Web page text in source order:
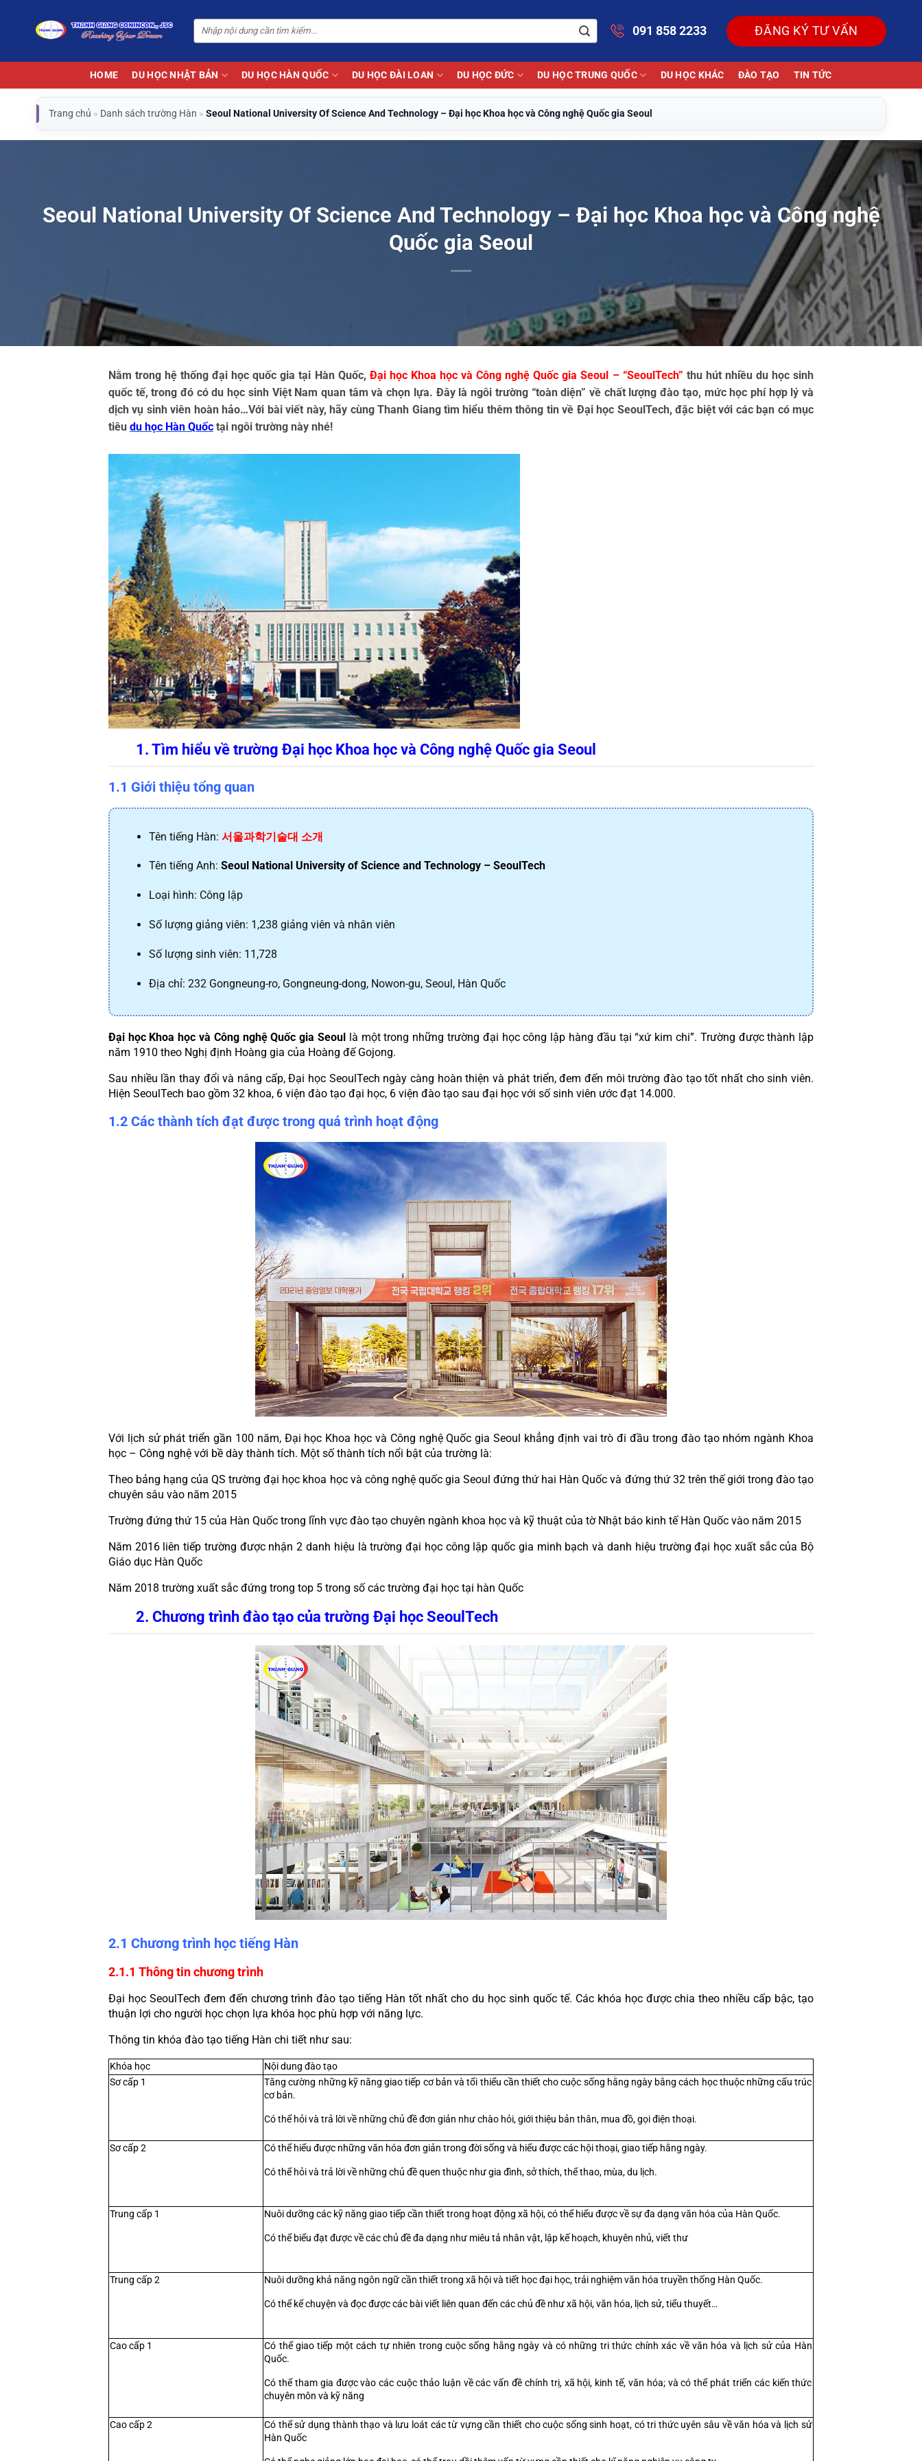
dung
091 858 2233 ĐĂNG KÝ TƯ VẤN
HOME DU HỌC NHẬT BẢN DU HỌC HÀN QUỐC DU HỌC ĐÀI LOAN DU HỌC ĐỨC DU HỌC TRUNG QUỐC DU HỌC KHÁC ĐÀO TẠO TIN TỨC
Trang chủ » Danh sách trường Hàn » Seoul National University Of Science And Technology – Đại học Khoa học và Công nghệ Quốc gia Seoul
Seoul National University Of Science And Technology – Đại học Khoa học và Công nghệ
Quốc gia Seoul
Nằm trong hệ thống đại học quốc gia tại Hàn Quốc, Đại học Khoa học và Công nghệ Quốc gia Seoul – “SeoulTech” thu hút nhiều du học sinh
quốc tế, trong đó có du học sinh Việt Nam quan tâm và chọn lựa. Đây là ngôi trường “toàn diện” về chất lượng đào tạo, mức học phí hợp lý và
dịch vụ sinh viên hoàn hảo…Với bài viết này, hãy cùng Thanh Giang tìm hiểu thêm thông tin về Đại học SeoulTech, đặc biệt với các bạn có mục
tiêu du học Hàn Quốc tại ngôi trường này nhé!
1. Tìm hiểu về trường Đại học Khoa học và Công nghệ Quốc gia Seoul
1.1 Giới thiệu tổng quan
Tên tiếng Hàn: 서울과학기술대 소개
Tên tiếng Anh: Seoul National University of Science and Technology – SeoulTech
Loại hình: Công lập
Số lượng giảng viên: 1,238 giảng viên và nhân viên
Số lượng sinh viên: 11,728
Địa chỉ: 232 Gongneung-ro, Gongneung-dong, Nowon-gu, Seoul, Hàn Quốc
Đại học Khoa học và Công nghệ Quốc gia Seoul
là một trong những trường đại học công lập hàng đầu tại “xứ kim chi”. Trường được thành lập
năm 1910 theo Nghị định Hoàng gia của Hoàng đế Gojong.
Sau nhiều lần thay đổi và nâng cấp, Đại học SeoulTech ngày càng hoàn thiện và phát triển, đem đến môi trường đào tạo tốt nhất cho sinh viên.
Hiện SeoulTech bao gồm 32 khoa, 6 viện đào tạo đại học, 6 viện đào tạo sau đại học với số sinh viên ước đạt 14.000.
1.2 Các thành tích đạt được trong quá trình hoạt động
Với lịch sử phát triển gần 100 năm, Đại học Khoa học và Công nghệ Quốc gia Seoul khẳng định vai trò đi đầu trong đào tạo nhóm ngành Khoa
học – Công nghệ với bề dày thành tích. Một số thành tích nổi bật của trường là:
Theo bảng hạng của QS trường đại học khoa học và công nghệ quốc gia Seoul đứng thứ hai Hàn Quốc và đứng thứ 32 trên thế giới trong đào tạo
chuyên sâu vào năm 2015
Trường đứng thứ 15 của Hàn Quốc trong lĩnh vực đào tạo chuyên ngành khoa học và kỹ thuật của tờ Nhật báo kinh tế Hàn Quốc vào năm 2015
Năm 2016 liên tiếp trường được nhận 2 danh hiệu là trường đại học công lập quốc gia minh bạch và danh hiệu trường đại học xuất sắc của Bộ
Giáo dục Hàn Quốc
Năm 2018 trường xuất sắc đứng trong top 5 trong số các trường đại học tại hàn Quốc
2. Chương trình đào tạo của trường Đại học SeoulTech
2.1 Chương trình học tiếng Hàn
2.1.1 Thông tin chương trình
Đại học SeoulTech đem đến chương trình đào tạo tiếng Hàn tốt nhất cho du học sinh quốc tế. Các khóa học được chia theo nhiều cấp bậc, tạo
thuận lợi cho người học chọn lựa khóa học phù hợp với năng lực.
Thông tin khóa đào tạo tiếng Hàn chi tiết như sau:
Khóa học
Nội dung đào tạo
Sơ cấp 1
Tăng cường những kỹ năng giao tiếp cơ bản và tối thiểu cần thiết cho cuộc sống hằng ngày bằng cách học thuộc những cấu trúc
cơ bản.
Có thể hỏi và trả lời về những chủ đề đơn giản như chào hỏi, giới thiệu bản thân, mua đồ, gọi điện thoại.
Sơ cấp 2 Có thể hiểu được những văn hóa đơn giản trong đời sống và hiểu được các hội thoại, giao tiếp hằng ngày.
Có thể hỏi và trả lời về những chủ đề quen thuộc như gia đình, sở thích, thể thao, mùa, du lịch.
Trung cấp 1 Nuôi dưỡng các kỹ năng giao tiếp cần thiết trong hoạt động xã hội, có thể hiểu được về sự đa dạng văn hóa của Hàn Quốc.
Có thể biểu đạt được về các chủ đề đa dạng như miêu tả nhân vật, lập kế hoạch, khuyên nhủ, viết thư
Trung cấp 2 Nuôi dưỡng khả năng ngôn ngữ cần thiết trong xã hội và tiết học đại học, trải nghiệm văn hóa truyền thống Hàn Quốc.
Có thể kể chuyện và đọc được các bài viết liên quan đến các chủ đề như xã hội, văn hóa, lịch sử, tiểu thuyết…
Cao cấp 1
Có thể giao tiếp một cách tự nhiên trong cuộc sống hằng ngày và có những tri thức chính xác về văn hóa và lịch sử của Hàn
Quốc.
Có thể tham gia được vào các cuộc thảo luận về các vấn đề chính trị, xã hội, kinh tế, văn hóa; và có thể phát triển các kiến thức
chuyên môn và kỹ năng
Cao cấp 2
Có thể sử dụng thành thạo và lưu loát các từ vựng cần thiết cho cuộc sống sinh hoạt, có tri thức uyên sâu về văn hóa và lịch sử
Hàn Quốc